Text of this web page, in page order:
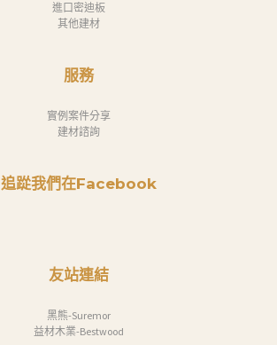
進口密迪板
其他建材
服務
實例案件分享
建材諮詢
追踨我們在Facebook
友站連結
黑熊-Suremor
益材木業-Bestwood